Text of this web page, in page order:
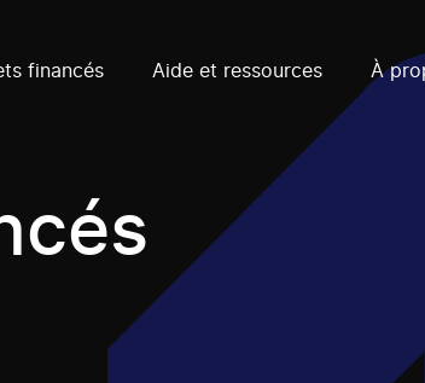
financés Aide et ressources À